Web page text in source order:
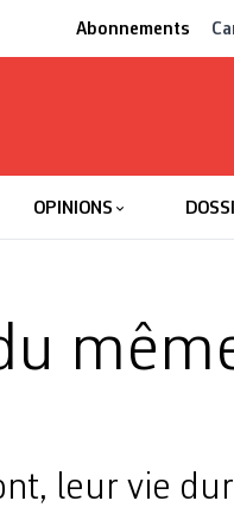
Abonnements
OPINIONS
leur vie